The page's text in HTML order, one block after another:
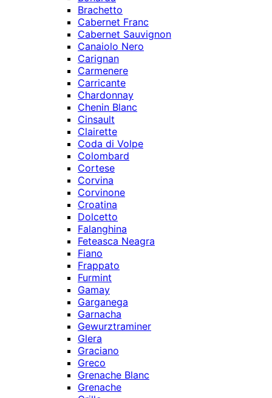
Brachetto
Cabernet Franc
Cabernet Sauvignon
Canaiolo Nero
Carignan
Carmenere
Carricante
Chardonnay
Chenin Blanc
Cinsault
Clairette
Coda di Volpe
Colombard
Cortese
Corvina
Corvinone
Croatina
Dolcetto
Falanghina
Feteasca Neagra
Fiano
Frappato
Furmint
Gamay
Garganega
Garnacha
Gewurztraminer
Glera
Graciano
Greco
Grenache Blanc
Grenache